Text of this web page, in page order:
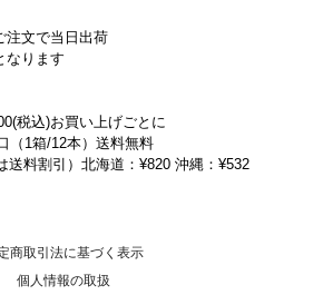
注文で当日出荷
なります
税込)お買い上げごとに
（1箱/12本）送料無料
送料割引）北海道：¥820 沖縄：¥532
商取引法に基づく表示
個人情報の取扱